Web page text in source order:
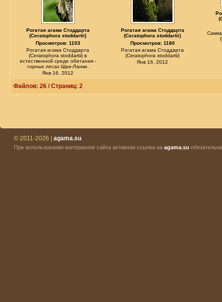
Рогатая агама Стоддарта
(Ceratophora stoddartii)
Просмотров: 1103
Рогатая агама Стоддарта
(Ceratophora stoddartii) в
естественной среде обитания -
горных лесах Шри-Ланки.
Янв 16, 2012
Рогатая агама Стоддарта
(Ceratophora stoddartii)
Просмотров: 1180
Рогатая агама Стоддарта
(Ceratophora stoddartii)
Янв 16, 2012
Файлов: 26 / Страниц: 2
© 2011-2026 | agama.su
При использовании материалов сайта активная ссылка на agama.su